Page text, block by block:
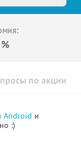
%
по акции
Android и
:)